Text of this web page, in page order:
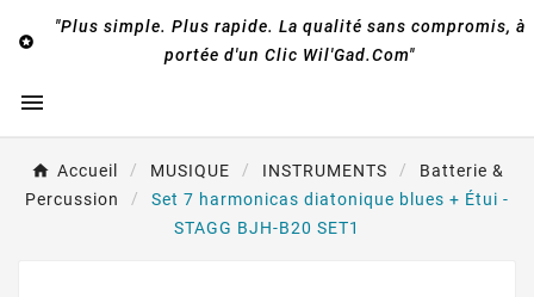

"Plus simple. Plus rapide. La qualité sans compromis, à
portée d'un Clic Wil'Gad.Com"

Accueil MUSIQUE INSTRUMENTS
Batterie &
Percussion
Set 7 harmonicas diatonique blues + Étui -
STAGG BJH-B20 SET1